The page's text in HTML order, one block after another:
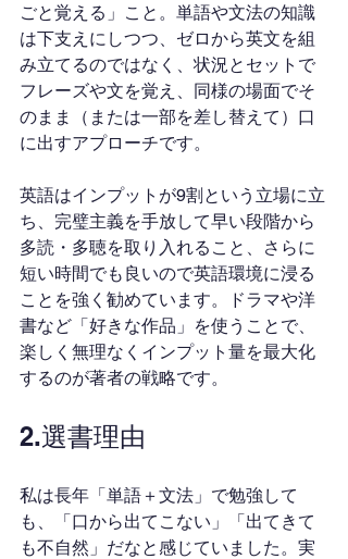
ごと覚える」こと。単語や文法の知識
は下支えにしつつ、ゼロから英文を組
み立てるのではなく、状況とセットで
フレーズや文を覚え、同様の場面でそ
のまま（または一部を差し替えて）口
に出すアプローチです。
英語はインプットが9割という立場に立
ち、完璧主義を手放して早い段階から
多読・多聴を取り入れること、さらに
短い時間でも良いので英語環境に浸る
ことを強く勧めています。ドラマや洋
書など「好きな作品」を使うことで、
楽しく無理なくインプット量を最大化
するのが著者の戦略です。
2.選書理由
私は長年「単語＋文法」で勉強して
も、「口から出てこない」「出てきて
も不自然」だなと感じていました。実